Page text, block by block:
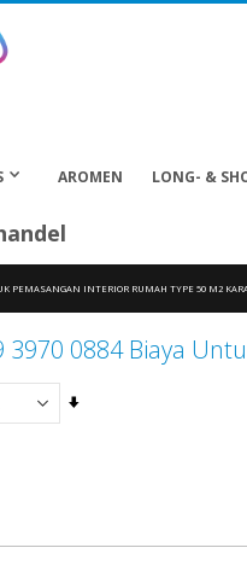
AROMEN LONG- &
PEMASANGAN INTERIOR RUMAH TYPE 50 M2
3970 0884 Biaya
Aufsteigend